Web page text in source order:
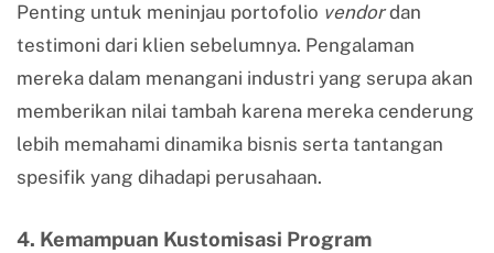
Penting untuk meninjau portofolio vendordan
testimoni dari klien sebelumnya. Pengalaman
mereka dalam menangani industri yang serupa akan
memberikan nilai tambah karena mereka cenderung
lebih memahami dinamika bisnis serta tantangan
spesifik yang dihadapi perusahaan.
4. Kemampuan Kustomisasi Program